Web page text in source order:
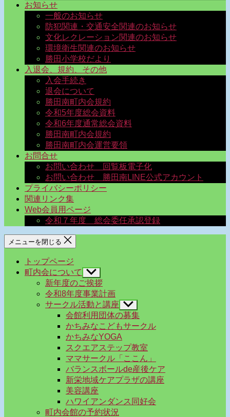
お知らせ
一般のお知らせ
防犯関連・交通安全関連のお知らせ
文化レクレーション関連のお知らせ
環境衛生関連のお知らせ
勝田小学校だより
入退会、規約、その他
入会手続き
退会について
勝田南町内会規約
令和5年度総会資料
令和6年度通常総会資料
勝田南町内会規約
勝田南町内会運営要領
お問合せ
お問い合わせ 回覧板電子化
お問い合わせ 勝田南LINE公式アカウント
プライバシーポリシー
関連リンク集
Web会員用ページ
令和７年度 総会委任承認登録
メニューを閉じる
トップページ
町内会について
サ
ブ
メ
ニ
ュ
ー
を
表
示
新年度のご挨拶
令和8年度事業計画
サークル活動と講座 サ
ブ
メ
ニ
ー
を
表
示
会館利用団体の募集
かちみなこどもサークル
かちみなYOGA
スクエアステップ教室
ママサークル「ここん」
バランスボールde産後ケア
新栄地域ケアプラザの講座
美容講座
ハワイアンダンス同好会
町内会館の予約状況